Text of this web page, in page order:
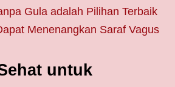
Gula adalah Pilihan Terbaik
Menenangkan Saraf Vagus
untuk